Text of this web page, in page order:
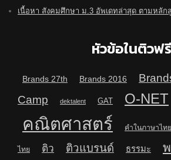
เนื้อหา สังคมศึกษา ม.3 อัพเดทล่าสุด ตามหลัก
หัวข้อในติวฟรี
Brands 27th Brands 2016
Camp
dektalent GAT O-NET
คณิตศาสตร์ คำในภาษาไทย
ไทย ติว ติวแบรนด์ ธรรมะ